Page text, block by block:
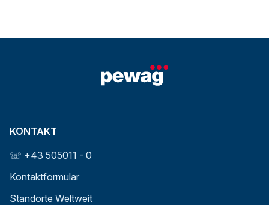
KONTAKT
☏ +43 505011 - 0
Kontaktformular
Standorte Weltweit